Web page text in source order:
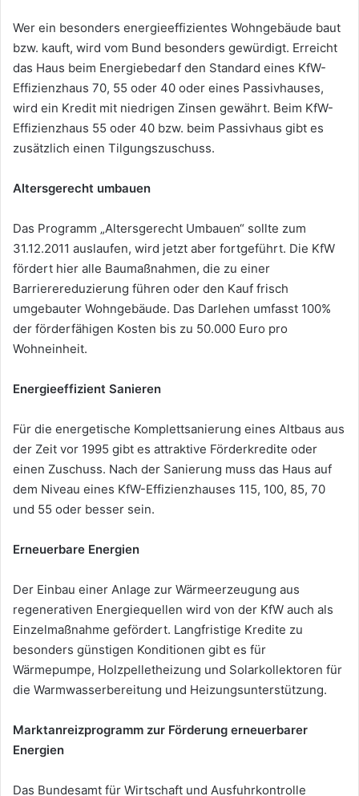
Wer ein besonders energieeffizientes Wohngebäude baut
bzw. kauft, wird vom Bund besonders gewürdigt. Erreicht
das Haus beim Energiebedarf den Standard eines KfW-
Effizienzhaus 70, 55 oder 40 oder eines Passivhauses,
wird ein Kredit mit niedrigen Zinsen gewährt. Beim KfW-
Effizienzhaus 55 oder 40 bzw. beim Passivhaus gibt es
zusätzlich einen Tilgungszuschuss.
Altersgerecht umbauen
Das Programm „Altersgerecht Umbauen“ sollte zum
31.12.2011 auslaufen, wird jetzt aber fortgeführt. Die KfW
fördert hier alle Baumaßnahmen, die zu einer
Barrierereduzierung führen oder den Kauf frisch
umgebauter Wohngebäude. Das Darlehen umfasst 100%
der förderfähigen Kosten bis zu 50.000 Euro pro
Wohneinheit.
Energieeffizient Sanieren
Für die energetische Komplettsanierung eines Altbaus aus
der Zeit vor 1995 gibt es attraktive Förderkredite oder
einen Zuschuss. Nach der Sanierung muss das Haus auf
dem Niveau eines KfW-Effizienzhauses 115, 100, 85, 70
und 55 oder besser sein.
Erneuerbare Energien
Der Einbau einer Anlage zur Wärmeerzeugung aus
regenerativen Energiequellen wird von der KfW auch als
Einzelmaßnahme gefördert. Langfristige Kredite zu
besonders günstigen Konditionen gibt es für
Wärmepumpe, Holzpelletheizung und Solarkollektoren für
die Warmwasserbereitung und Heizungsunterstützung.
Marktanreizprogramm zur Förderung erneuerbarer
Energien
Das Bundesamt für Wirtschaft und Ausfuhrkontrolle